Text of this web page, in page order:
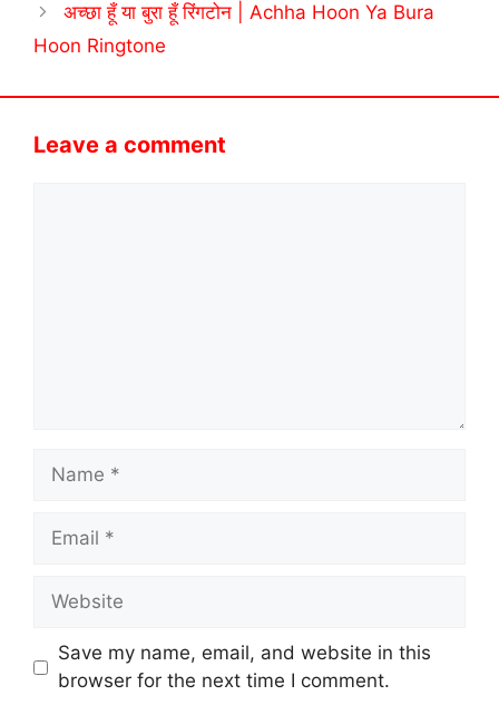
अच्छा हूँ या बुरा हूँ रिंगटोन | Achha Hoon Ya Bura
Hoon Ringtone
Leave a comment
Name
Email
Website
Save my name, email, and website in this
browser for the next time I comment.